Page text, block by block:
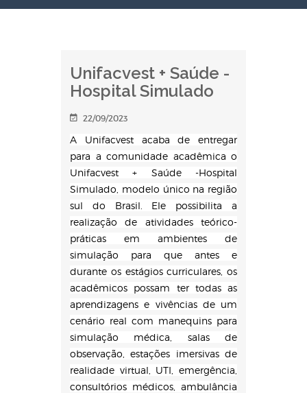
Unifacvest + Saúde -
Hospital Simulado
22/09/2023
A Unifacvest acaba de entregar
para a comunidade acadêmica o
Unifacvest + Saúde -Hospital
Simulado, modelo único na região
sul do Brasil. Ele possibilita a
realização de atividades teórico-
práticas em ambientes de
simulação para que antes e
durante os estágios curriculares, os
acadêmicos possam ter todas as
aprendizagens e vivências de um
cenário real com manequins para
simulação médica, salas de
observação, estações imersivas de
realidade virtual, UTI, emergência,
consultórios médicos, ambulância